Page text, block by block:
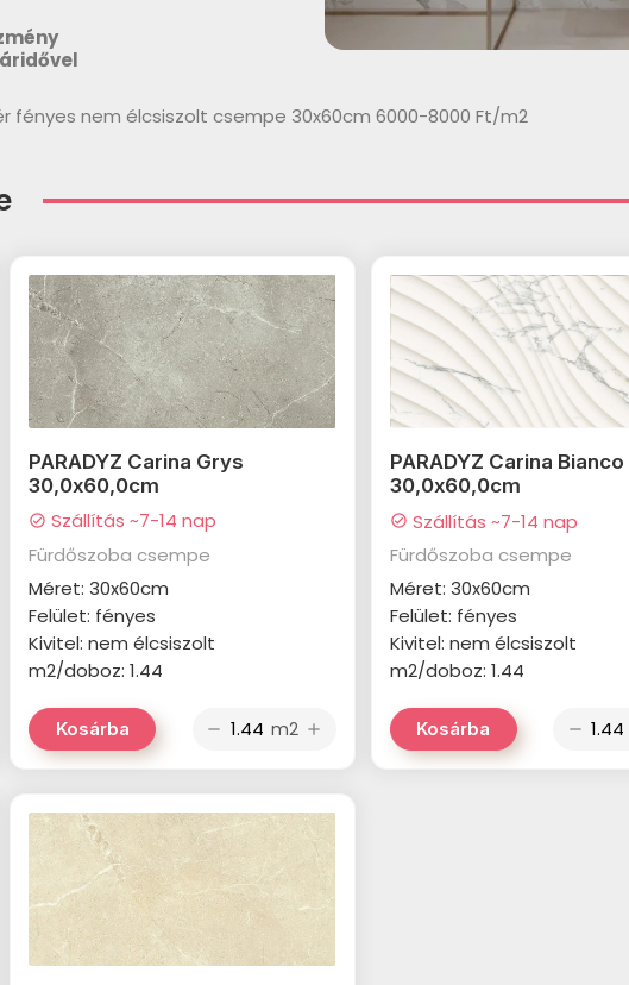
fényes nem élcsiszolt csempe 30x60cm 6000-8000 Ft/m2
PARADYZ Carina Grys
30,0x60,0cm
check_circle Szállítás ~7-14 nap
Fürdőszoba csempe
Méret: 30x60cm
Felület: fényes
Kivitel: nem élcsiszolt
m2/doboz: 1.44
Kosárba remove m2 add
PARADYZ Carina
30,0x60,0cm
check_circle Szállítás ~7-14 nap
Fürdőszoba csempe
Méret: 30x60cm
Felület: fényes
Kivitel: nem élcsiszolt
m2/doboz: 1.44
Kosárba remove